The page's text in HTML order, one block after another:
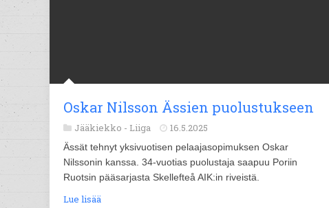
Oskar Nilsson Ässien puolustukseen
Jääkiekko - Liiga 16.5.2025
Ässät tehnyt yksivuotisen pelaajasopimuksen Oskar
Nilssonin kanssa. 34-vuotias puolustaja saapuu Poriin
Ruotsin pääsarjasta Skellefteå AIK:in riveistä.
Lue lisää